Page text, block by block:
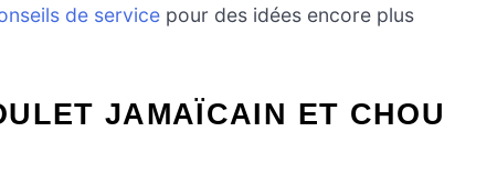
de service pour des idées encore plus
JAMAÏCAIN ET CHOU